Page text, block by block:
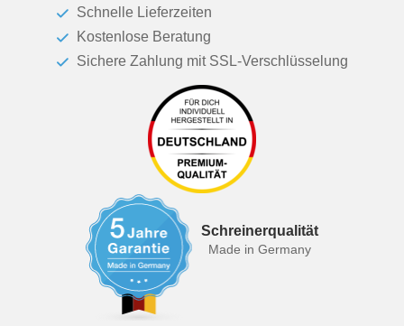
Schnelle Lieferzeiten
Kostenlose Beratung
Sichere Zahlung mit SSL-Verschlüsselung
Schreinerqualität
Made in Germany